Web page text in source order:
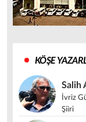
KÖŞE
Salih
İvriz
Şiiri